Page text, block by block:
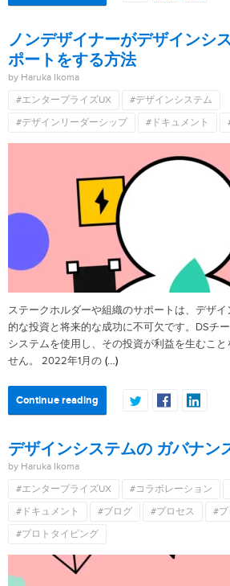
ノンデザイナーがデザインシ
ポートをする方法
by Haruka Ikoma
#エンタープライズUX
#デザインシステム
#デザインリーダーシップ
#ドキュメント
ステークホルダーや組織のサポートは、デザ
的な投資と将来的な成功に不可欠です。DSチ
システムを使用し、その投資が利益を生むこ
せん。 2022年1月の (…)
Continue reading
デザインシステムの ガバナン
by Haruka Ikoma
#エンタープライズUX
#コラボレーション
#ドキュメント
#ブログ #プロセス
#プ
#プロトタイピング